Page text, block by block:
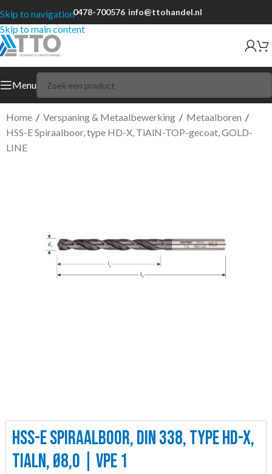
Skip to navigation
Skip to main content
0478-700576 info@ttohandel.nl
Menu
Home / Verspaning & Metaalbewerking / Metaalboren /
HSS-E Spiraalboor, type HD-X, TiAlN-TOP-gecoat, GOLD-
LINE
HSS-E SPIRAALBOOR, DIN 338, TYPE HD-X,
TIALN, Ø8,0 | VPE 1